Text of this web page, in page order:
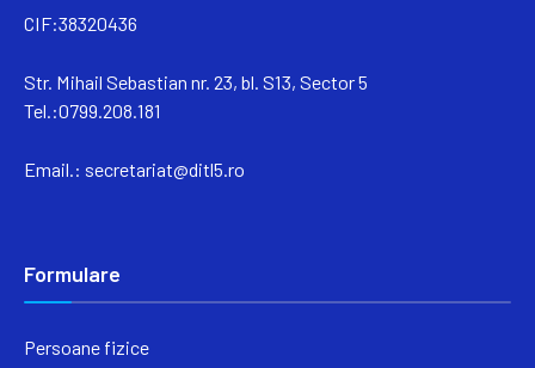
CIF:38320436
Str. Mihail Sebastian nr. 23, bl. S13, Sector 5
Tel.:0799.208.181
Email.: secretariat@ditl5.ro
Formulare
Persoane fizice